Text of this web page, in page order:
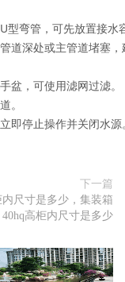
弯管，可先放置接
道深处或主管道堵塞
盆，可使用滤网过滤。
。
即停止操作并关闭水源
下一篇
内尺寸是多少，集装箱
40hq高柜内尺寸是多少